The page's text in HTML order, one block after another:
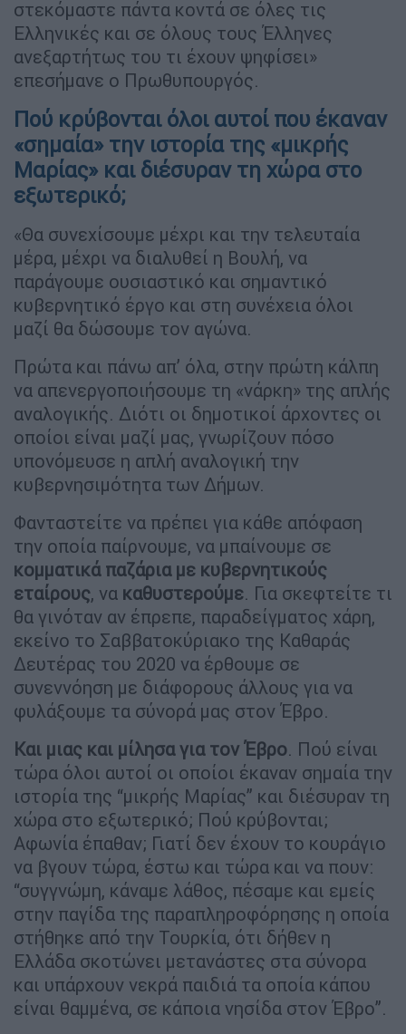
στεκόμαστε πάντα κοντά σε όλες τις
Ελληνικές και σε όλους τους Έλληνες
ανεξαρτήτως του τι έχουν ψηφίσει»
επεσήμανε ο Πρωθυπουργός.
Πού κρύβονται όλοι αυτοί που έκαναν
«σημαία» την ιστορία της «μικρής
Μαρίας» και διέσυραν τη χώρα στο
εξωτερικό;
«Θα συνεχίσουμε μέχρι και την τελευταία
μέρα, μέχρι να διαλυθεί η Βουλή, να
παράγουμε ουσιαστικό και σημαντικό
κυβερνητικό έργο και στη συνέχεια όλοι
μαζί θα δώσουμε τον αγώνα.
Πρώτα και πάνω απ’ όλα, στην πρώτη κάλπη
να απενεργοποιήσουμε τη «νάρκη» της απλής
αναλογικής. Διότι οι δημοτικοί άρχοντες οι
οποίοι είναι μαζί μας, γνωρίζουν πόσο
υπονόμευσε η απλή αναλογική την
κυβερνησιμότητα των Δήμων.
Φανταστείτε να πρέπει για κάθε απόφαση
την οποία παίρνουμε, να μπαίνουμε σε
κομματικά παζάρια με κυβερνητικούς
εταίρους, να καθυστερούμε. Για σκεφτείτε τι
θα γινόταν αν έπρεπε, παραδείγματος χάρη,
εκείνο το Σαββατοκύριακο της Καθαράς
Δευτέρας του 2020 να έρθουμε σε
συνεννόηση με διάφορους άλλους για να
φυλάξουμε τα σύνορά μας στον Έβρο.
Και μιας και μίλησα για τον Έβρο. Πού είναι
τώρα όλοι αυτοί οι οποίοι έκαναν σημαία την
ιστορία της “μικρής Μαρίας” και διέσυραν τη
χώρα στο εξωτερικό; Πού κρύβονται;
Αφωνία έπαθαν; Γιατί δεν έχουν το κουράγιο
να βγουν τώρα, έστω και τώρα και να πουν:
“συγγνώμη, κάναμε λάθος, πέσαμε και εμείς
στην παγίδα της παραπληροφόρησης η οποία
στήθηκε από την Τουρκία, ότι δήθεν η
Ελλάδα σκοτώνει μετανάστες στα σύνορα
και υπάρχουν νεκρά παιδιά τα οποία κάπου
είναι θαμμένα, σε κάποια νησίδα στον Έβρο”.